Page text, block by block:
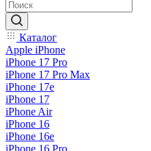
Каталог
Apple iPhone
iPhone 17 Pro
iPhone 17 Pro Max
iPhone 17e
iPhone 17
iPhone Air
iPhone 16
iPhone 16e
iPhone 16 Pro